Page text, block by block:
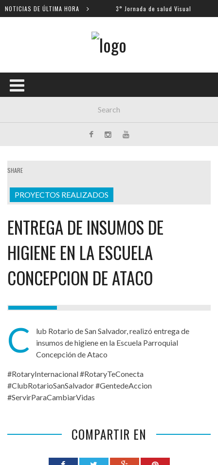
NOTICIAS DE ÚLTIMA HORA
escolares 3° Jornada de salud Visual
SHARE
PROYECTOS REALIZADOS
ENTREGA DE INSUMOS DE
HIGIENE EN LA ESCUELA
CONCEPCION DE ATACO
C
lub Rotario de San Salvador, realizó entrega de
insumos de higiene en la Escuela Parroquial
Concepción de Ataco
#RotaryInternacional #RotaryTeConecta
#ClubRotarioSanSalvador #GentedeAccion
#ServirParaCambiarVidas
COMPARTIR EN